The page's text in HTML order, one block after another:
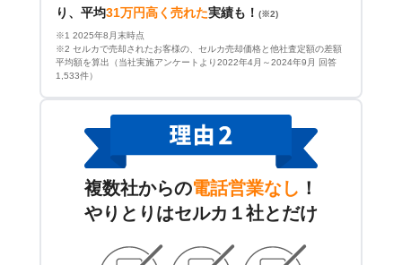
り、平均31万円高く売れた実績も！ (※2)
※1 2025年8月末時点
※2 セルカで売却されたお客様の、セルカ売却価格と他社査定額の差額
平均額を算出（当社実施アンケートより2022年4月～2024年9月 回答
1,533件）
複数社からの電話営業なし ！
やりとりはセルカ１社とだけ